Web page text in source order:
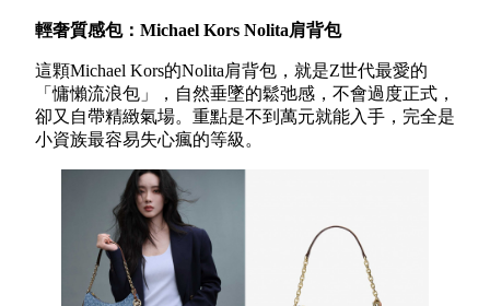
輕奢質感包：Michael Kors Nolita肩背包
這顆Michael Kors的Nolita肩背包，就是Z世代最愛的
「慵懶流浪包」，自然垂墜的鬆弛感，不會過度正式，
卻又自帶精緻氣場。重點是不到萬元就能入手，完全是
小資族最容易失心瘋的等級。